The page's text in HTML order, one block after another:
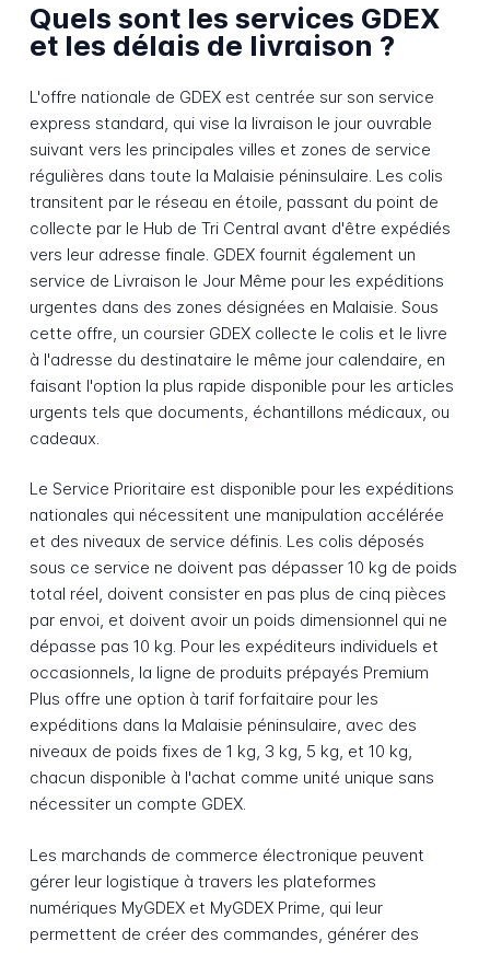
Quels sont les services GDEX
et les délais de livraison ?
L'offre nationale de GDEX est centrée sur son service
express standard, qui vise la livraison le jour ouvrable
suivant vers les principales villes et zones de service
régulières dans toute la Malaisie péninsulaire. Les colis
transitent par le réseau en étoile, passant du point de
collecte par le Hub de Tri Central avant d'être expédiés
vers leur adresse finale. GDEX fournit également un
service de Livraison le Jour Même pour les expéditions
urgentes dans des zones désignées en Malaisie. Sous
cette offre, un coursier GDEX collecte le colis et le livre
à l'adresse du destinataire le même jour calendaire, en
faisant l'option la plus rapide disponible pour les articles
urgents tels que documents, échantillons médicaux, ou
cadeaux.
Le Service Prioritaire est disponible pour les expéditions
nationales qui nécessitent une manipulation accélérée
et des niveaux de service définis. Les colis déposés
sous ce service ne doivent pas dépasser 10 kg de poids
total réel, doivent consister en pas plus de cinq pièces
par envoi, et doivent avoir un poids dimensionnel qui ne
dépasse pas 10 kg. Pour les expéditeurs individuels et
occasionnels, la ligne de produits prépayés Premium
Plus offre une option à tarif forfaitaire pour les
expéditions dans la Malaisie péninsulaire, avec des
niveaux de poids fixes de 1 kg, 3 kg, 5 kg, et 10 kg,
chacun disponible à l'achat comme unité unique sans
nécessiter un compte GDEX.
Les marchands de commerce électronique peuvent
gérer leur logistique à travers les plateformes
numériques MyGDEX et MyGDEX Prime, qui leur
permettent de créer des commandes, générer des